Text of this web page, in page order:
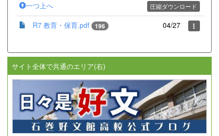
一つ上へ
圧縮ダウンロード
R7 教育・保育.pdf 196 04/27
サイト全体で共通のエリア(右)